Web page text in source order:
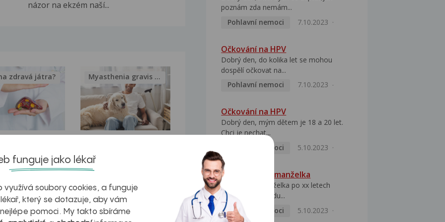
názor na ekzém naší...
v datech a
zdravá játra?
léčba
myastenie –
naděje pro ty,
Myasthenia gravis – vše, co...
poznám zda nemám...
Pohlavní nemoci
7.10.2023
Očkování na HPV
Dobrý den, do kolika let se mohou
dospělí očkovat na...
Pohlavní nemoci
7.10.2023
Očkování na HPV
Dobrý den, mým dětem je 18 a 20 let.
Chci je nechat...
Pohlavní nemoci
5.10.2023
HPV pozitivní manželka
Dobrý den, manželka po xx letech
přivezla z Východu...
Pohlavní nemoci
5.10.2023
funguje jako lékař
využívá soubory cookies, a funguje
který se dotazuje, aby vám
pomoci. My takto sbíráme